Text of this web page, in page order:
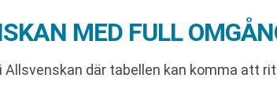
MED FULL
där tabellen kan komma att